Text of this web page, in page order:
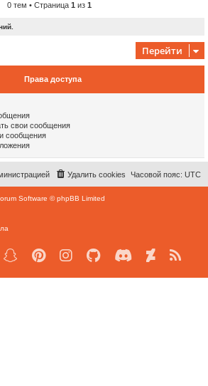
0 тем • Страница 1 из 1
Перейти
Права доступа
свои сообщения
сообщения
Часовой пояс: UTC
Удалить cookies
Software © phpBB Limited